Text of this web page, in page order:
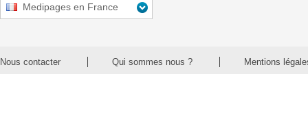
Medipages en France
Nous contacter Qui sommes nous ? Mentions